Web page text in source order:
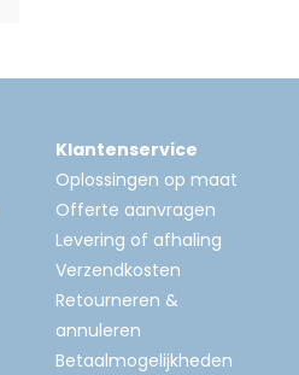
Klantenservice
Oplossingen op maat
Offerte aanvragen
Levering of afhaling
Verzendkosten
Retourneren &
annuleren
Betaalmogelijkheden